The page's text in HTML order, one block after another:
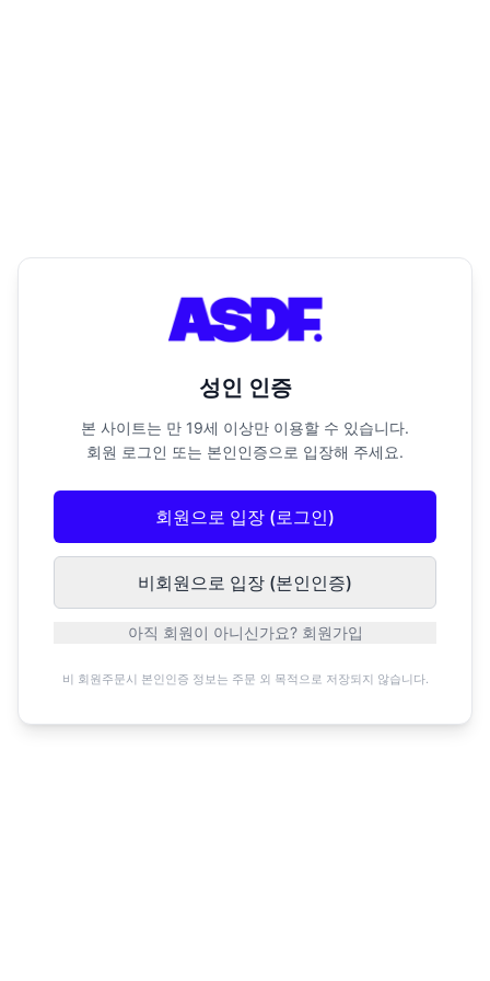
성인 인증
본 사이트는 만 19세 이상만 이용할 수 있습니다.
회원 로그인 또는 본인인증으로 입장해 주세요.
회원으로 입장 (로그인)
비회원으로 입장 (본인인증)
아직 회원이 아니신가요? 회원가입
비 회원주문시 본인인증 정보는 주문 외 목적으로 저장되지 않습니다.